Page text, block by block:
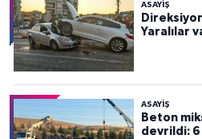
ASAYİŞ
Yaralılar
ASAYİŞ
Beton
devrildi: 6